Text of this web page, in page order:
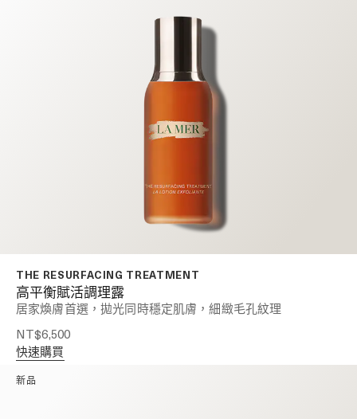
THE RESURFACING TREATMENT
高平衡賦活調理露
居家煥膚首選，拋光同時穩定肌膚，細緻毛孔紋理
NT$6,500
快速購買
新品